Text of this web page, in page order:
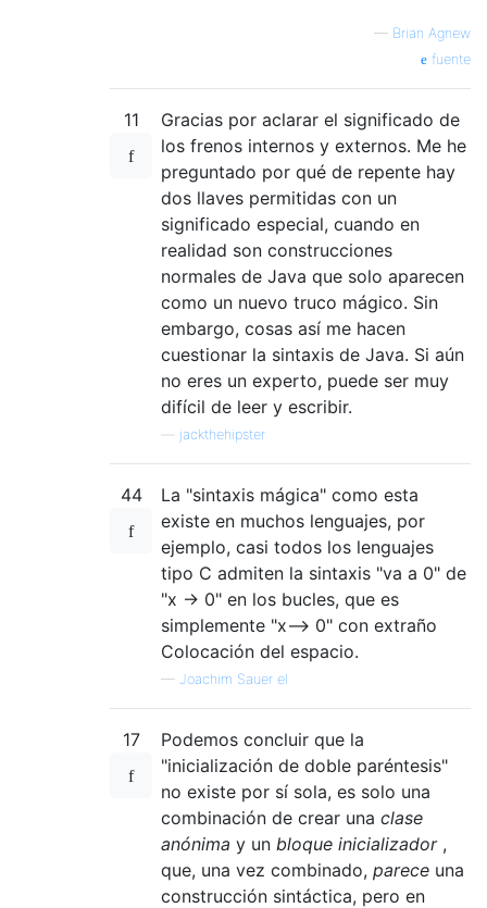
— Brian Agnew
fuente
11
Gracias por aclarar el significado de
los frenos internos y externos. Me he
preguntado por qué de repente hay
dos llaves permitidas con un
significado especial, cuando en
realidad son construcciones
normales de Java que solo aparecen
como un nuevo truco mágico. Sin
embargo, cosas así me hacen
cuestionar la sintaxis de Java. Si aún
no eres un experto, puede ser muy
difícil de leer y escribir.
jackthehipster
44
La "sintaxis mágica" como esta
existe en muchos lenguajes, por
ejemplo, casi todos los lenguajes
tipo C admiten la sintaxis "va a 0" de
"x -> 0" en los bucles, que es
simplemente "x--> 0" con extraño
Colocación del espacio.
— Joachim Sauer el
17
Podemos concluir que la
"inicialización de doble paréntesis"
no existe por sí sola, es solo una
combinación de crear una clase
anónima y un bloque inicializador,
que, una vez combinado, parece una
construcción sintáctica, pero en